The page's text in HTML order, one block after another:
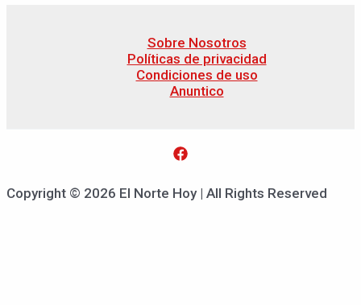
Sobre Nosotros
Políticas de privacidad
Condiciones de uso
Anuntico
Copyright © 2026 El Norte Hoy | All Rights Reserved